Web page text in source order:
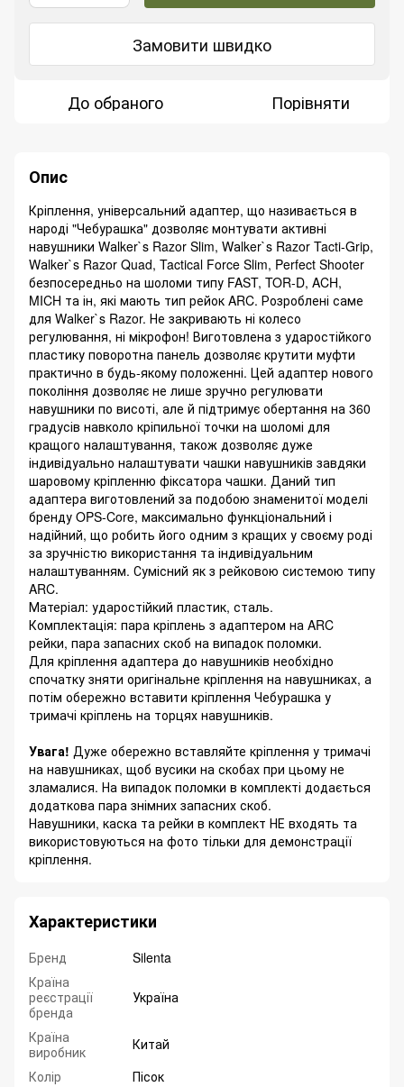
Замовити швидко
До обраного Порівняти
Опис
Кріплення, універсальний адаптер, що називається в
народі "Чебурашка" дозволяє монтувати активні
навушники Wаlker`s Razor Slim, Wаlker`s Razor Tacti-Grip,
Wаlker`s Razor Quad, Tactical Force Slim, Perfect Shooter
безпосередньо на шоломи типу FAST, TOR-D, ACH,
MICH та ін, які мають тип рейок ARC. Розроблені саме
для Wаlker`s Razor. Не закривають ні колесо
регулювання, ні мікрофон! Виготовлена ​​з ударостійкого
пластику поворотна панель дозволяє крутити муфти
практично в будь-якому положенні. Цей адаптер нового
покоління дозволяє не лише зручно регулювати
навушники по висоті, але й підтримує обертання на 360
градусів навколо кріпильної точки на шоломі для
кращого налаштування, також дозволяє дуже
індивідуально налаштувати чашки навушників завдяки
шаровому кріпленню фіксатора чашки. Даний тип
адаптера виготовлений за подобою знаменитої моделі
бренду OPS-Core, максимально функціональний і
надійний, що робить його одним з кращих у своєму роді
за зручністю використання та індивідуальним
налаштуванням. Сумісний як з рейковою системою типу
ARC.
Матеріал: ударостійкий пластик, сталь.
Комплектація: пара кріплень з адаптером на ARC
рейки, пара запасних скоб на випадок поломки.
Для кріплення адаптера до навушників необхідно
спочатку зняти оригінальне кріплення на навушниках, а
потім обережно вставити кріплення Чебурашка у
тримачі кріплень на торцях навушників.
Увага! Дуже обережно вставляйте кріплення у тримачі
на навушниках, щоб вусики на скобах при цьому не
зламалися. На випадок поломки в комплекті додається
додаткова пара знімних запасних скоб.
Навушники, каска та рейки в комплект НЕ входять та
використовуються на фото тільки для демонстрації
кріплення.
Характеристики
Бренд
Silenta
Країна
реєстрації
бренда
Україна
Країна
виробник
Китай
Колір
Пісок